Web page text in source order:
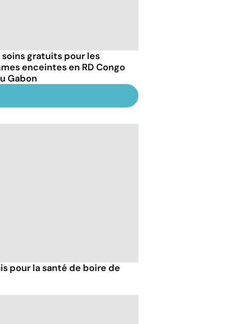
soins gratuits pour les
enceintes en RD Congo
Gabon
pour la santé de boire de